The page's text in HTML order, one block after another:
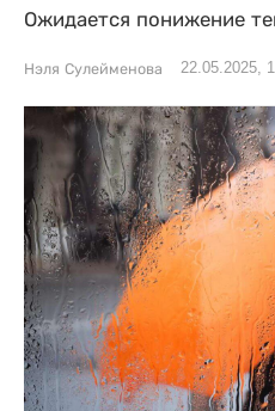
Ожидается понижение
Нэля Сулейменова 22.05.2025,